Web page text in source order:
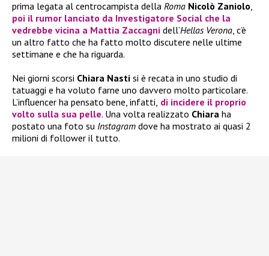
prima legata al centrocampista della Roma Nicolò Zaniolo,
poi il rumor lanciato da Investigatore Social che la
vedrebbe vicina a Mattia Zaccagni dell’Hellas Verona, c’è
un altro fatto che ha fatto molto discutere nelle ultime
settimane e che ha riguarda.
Nei giorni scorsi Chiara Nasti si è recata in uno studio di
tatuaggi e ha voluto farne uno davvero molto particolare.
L’influencer ha pensato bene, infatti, di incidere il proprio
volto sulla sua pelle. Una volta realizzato Chiara ha
postato una foto su Instagram dove ha mostrato ai quasi 2
milioni di follower il tutto.